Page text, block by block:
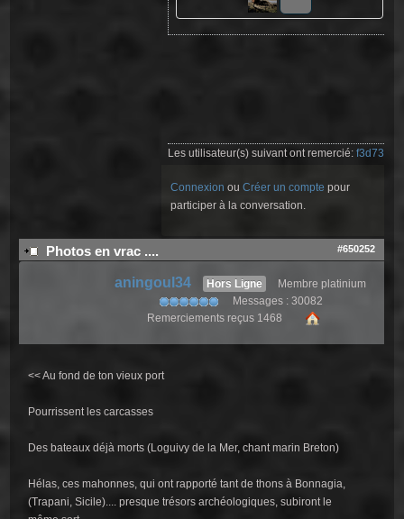
Les utilisateur(s) suivant ont remercié:f3d73
Connexion ouCréer un compte pour
participer à la conversation.
Photos en vrac .... #650252
aningoul34 Hors Ligne
Membre platinium
Messages : 30082
Remerciements reçus 1468
<< Au fond de ton vieux port
Pourrissent les carcasses
Des bateaux déjà morts (Loguivy de la Mer, chant marin Breton)
Hélas, ces mahonnes, qui ont rapporté tant de thons à Bonnagia,
(Trapani, Sicile).... presque trésors archéologiques, subiront le